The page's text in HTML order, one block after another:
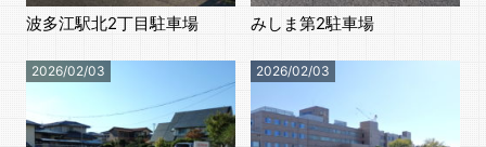
波多江駅北2丁目駐車場 みしま第2駐車場
2026/02/03 2026/02/03